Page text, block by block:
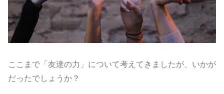
ここまで「友達の力」について考えてきましたが、いかが
だったでしょうか？